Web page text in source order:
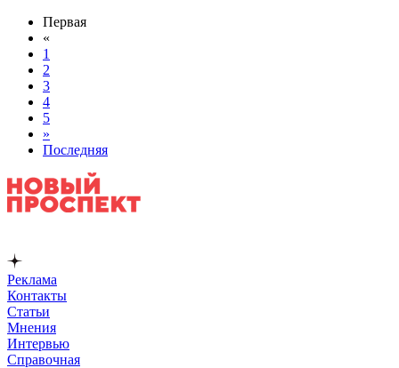
Первая
«
1
2
3
4
5
»
Последняя
Реклама
Контакты
Статьи
Мнения
Интервью
Справочная